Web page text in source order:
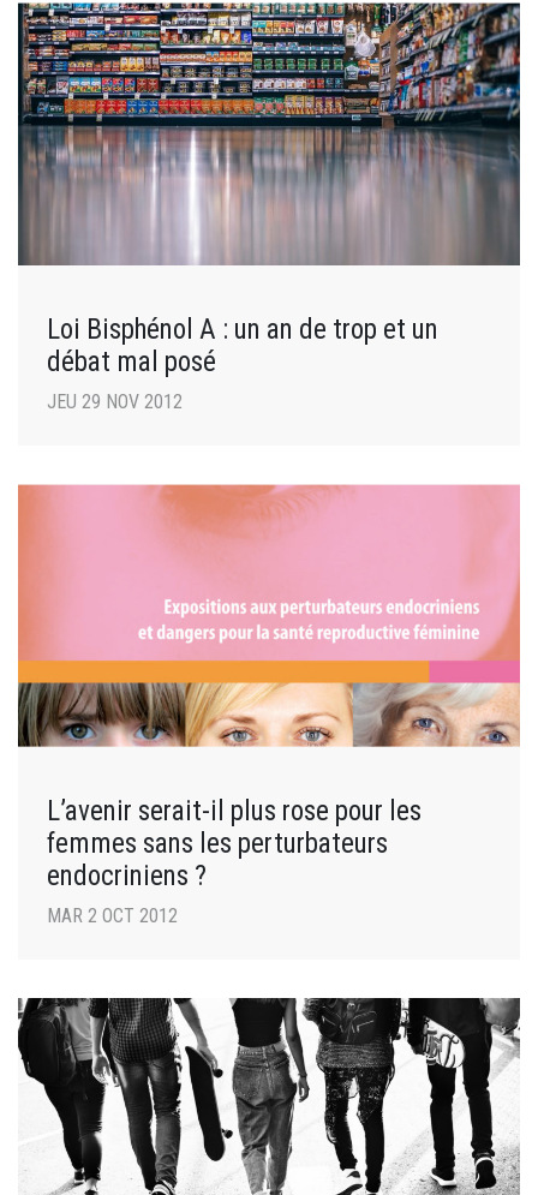
Loi Bisphénol A : un an de trop et un
débat mal posé
JEU 29 NOV 2012
L’avenir serait-il plus rose pour les
femmes sans les perturbateurs
endocriniens ?
MAR 2 OCT 2012